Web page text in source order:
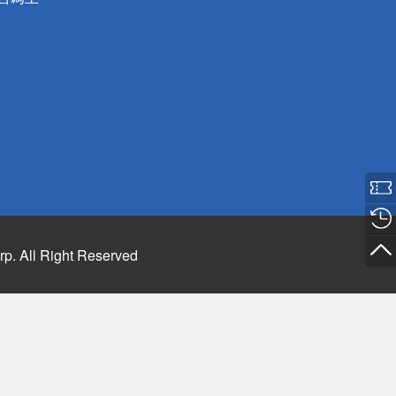
All Right Reserved